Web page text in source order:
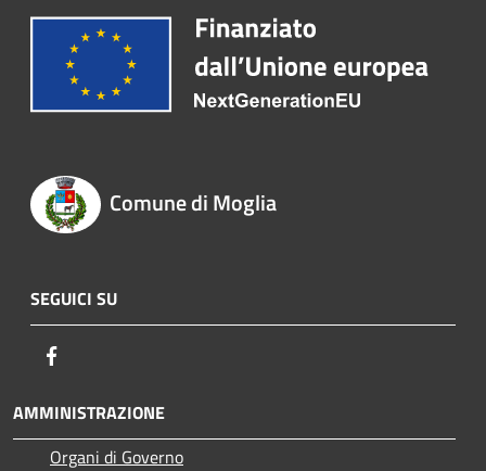
Comune di Moglia
SEGUICI SU
AMMINISTRAZIONE
Organi di Governo